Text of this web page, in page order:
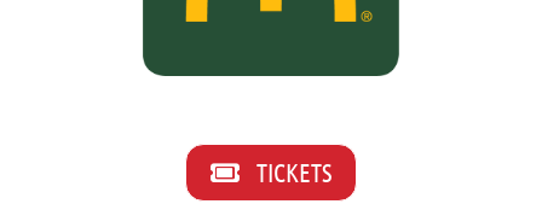
TICKETS